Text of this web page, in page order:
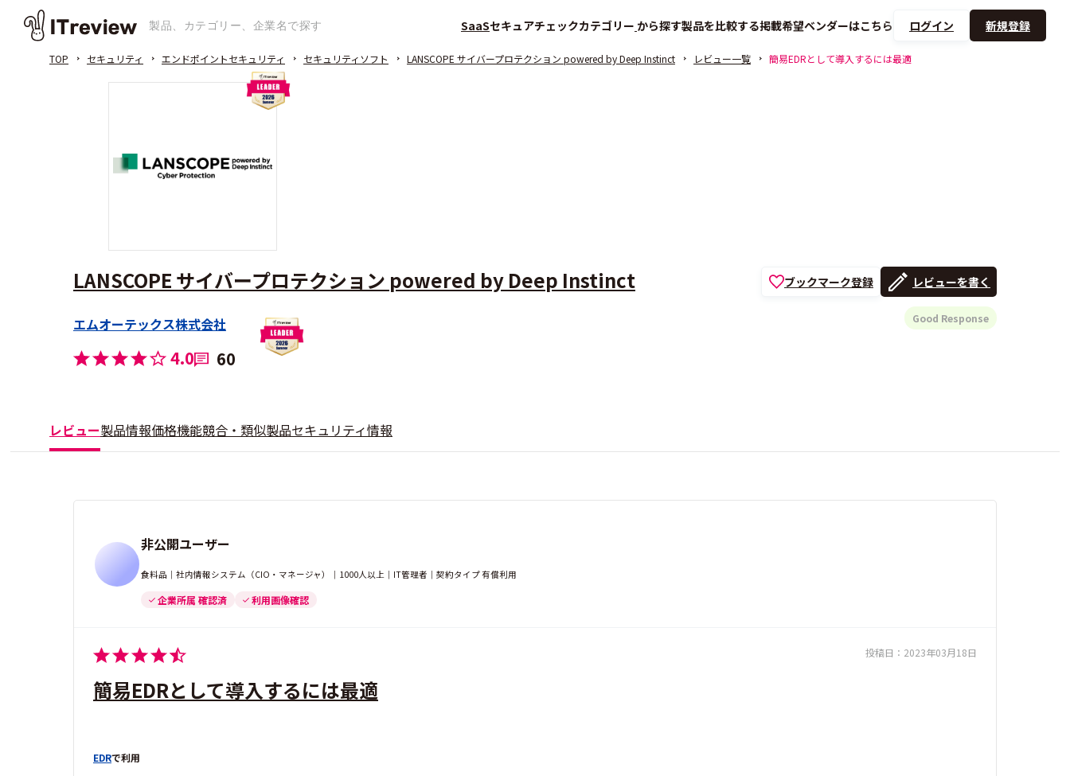
SaaSセキュアチェックカテゴリー から探す製品を比較する掲載希望ベンダーはこちら ログイン 新規登録
TOP セキュリティ エンドポイントセキュリティ セキュリティソフト LANSCOPE サイバープロテクション powered by Deep Instinct レビュー一覧 簡易EDRとして導入するには最適
LANSCOPE サイバープロテクション powered by Deep Instinct
エムオーテックス株式会社
4.0 60
ブックマーク登録 レビューを書く
Good Response
レビュー製品情報価格機能競合・類似製品セキュリティ情報
非公開ユーザー
食料品｜社内情報システム（CIO・マネージャ）｜1000人以上｜IT管理者｜契約タイプ 有償利用
企業所属 確認済 利用画像確認
投稿日： 2023年03月18日
簡易EDRとして導入するには最適
EDRで利用